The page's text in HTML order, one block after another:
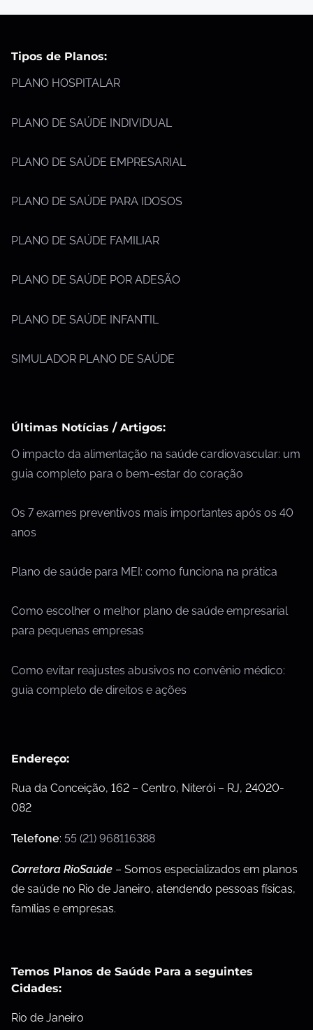
Tipos de Planos:
PLANO HOSPITALAR
PLANO DE SAÚDE INDIVIDUAL
PLANO DE SAÚDE EMPRESARIAL
PLANO DE SAÚDE PARA IDOSOS
PLANO DE SAÚDE FAMILIAR
PLANO DE SAÚDE POR ADESÃO
PLANO DE SAÚDE INFANTIL
SIMULADOR PLANO DE SAÚDE
Últimas Notícias / Artigos:
O impacto da alimentação na saúde cardiovascular: um
guia completo para o bem-estar do coração
Os 7 exames preventivos mais importantes após os 40
anos
Plano de saúde para MEI: como funciona na prática
Como escolher o melhor plano de saúde empresarial
para pequenas empresas
Como evitar reajustes abusivos no convênio médico:
guia completo de direitos e ações
Endereço:
Rua da Conceição, 162 – Centro, Niterói – RJ, 24020-
082
Telefone: 55 (21) 968116388
Corretora RioSaúde – Somos especializados em planos
de saúde no Rio de Janeiro, atendendo pessoas físicas,
famílias e empresas.
Temos Planos de Saúde Para a seguintes
Cidades:
Rio de Janeiro